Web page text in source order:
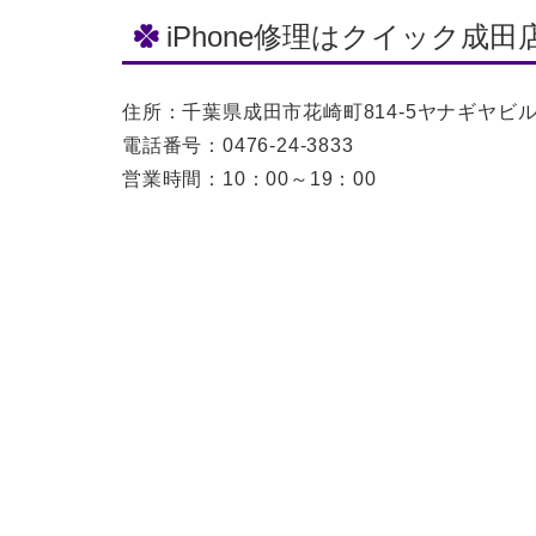
iPhone修理はクイック成田
住所：千葉県成田市花崎町814-5ヤナギヤビ
電話番号：0476-24-3833
営業時間：10：00～19：00